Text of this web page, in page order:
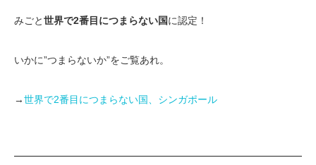
みごと世界で2番目につまらない国に認定！
いかに”つまらないか”をご覧あれ。
→世界で2番目につまらない国、シンガポール